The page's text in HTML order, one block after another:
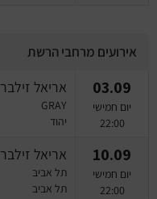
אירועים מרחבי הרשת
03.09
יום חמישי
22:00
אריאל זילבר
GRAY
יהוד
10.09
יום חמישי
22:00
אריאל זילבר
תל אביב
תל אביב